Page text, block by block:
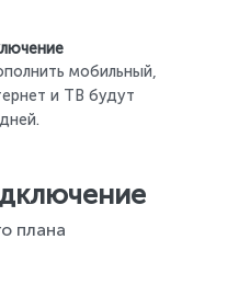
мобильный,
и ТВ будут
плана